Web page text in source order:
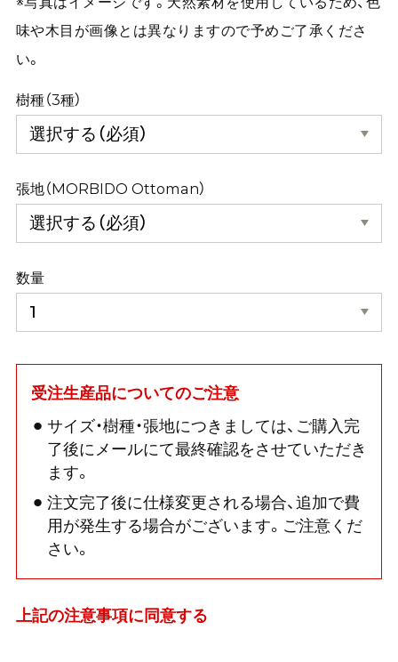
味や木目が画像とは異なりますので予めご了承くださ
い。
樹種（3種）
張地（MORBIDO Ottoman）
数量
受注生産品についてのご注意
サイズ・樹種・張地につきましては、ご購入完
了後にメールにて最終確認をさせていただき
ます。
注文完了後に仕様変更される場合、追加で費
用が発生する場合がございます。ご注意くだ
さい。
上記の注意事項に同意する